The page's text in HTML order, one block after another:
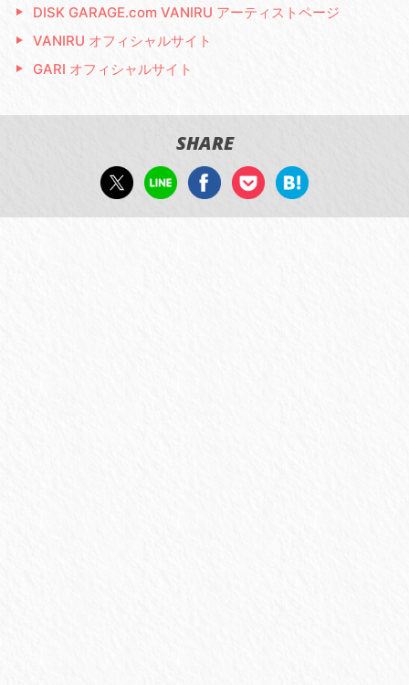
DISK GARAGE.com VANIRU アーティストページ
VANIRU オフィシャルサイト
GARI オフィシャルサイト
SHARE